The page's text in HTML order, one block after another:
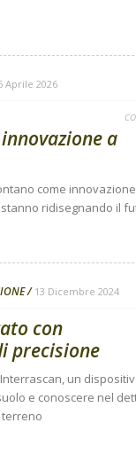
Aprile 2026
a
come
ridisegnando il
13 Dicembre 2024
con
precisione
un
e conoscere nel